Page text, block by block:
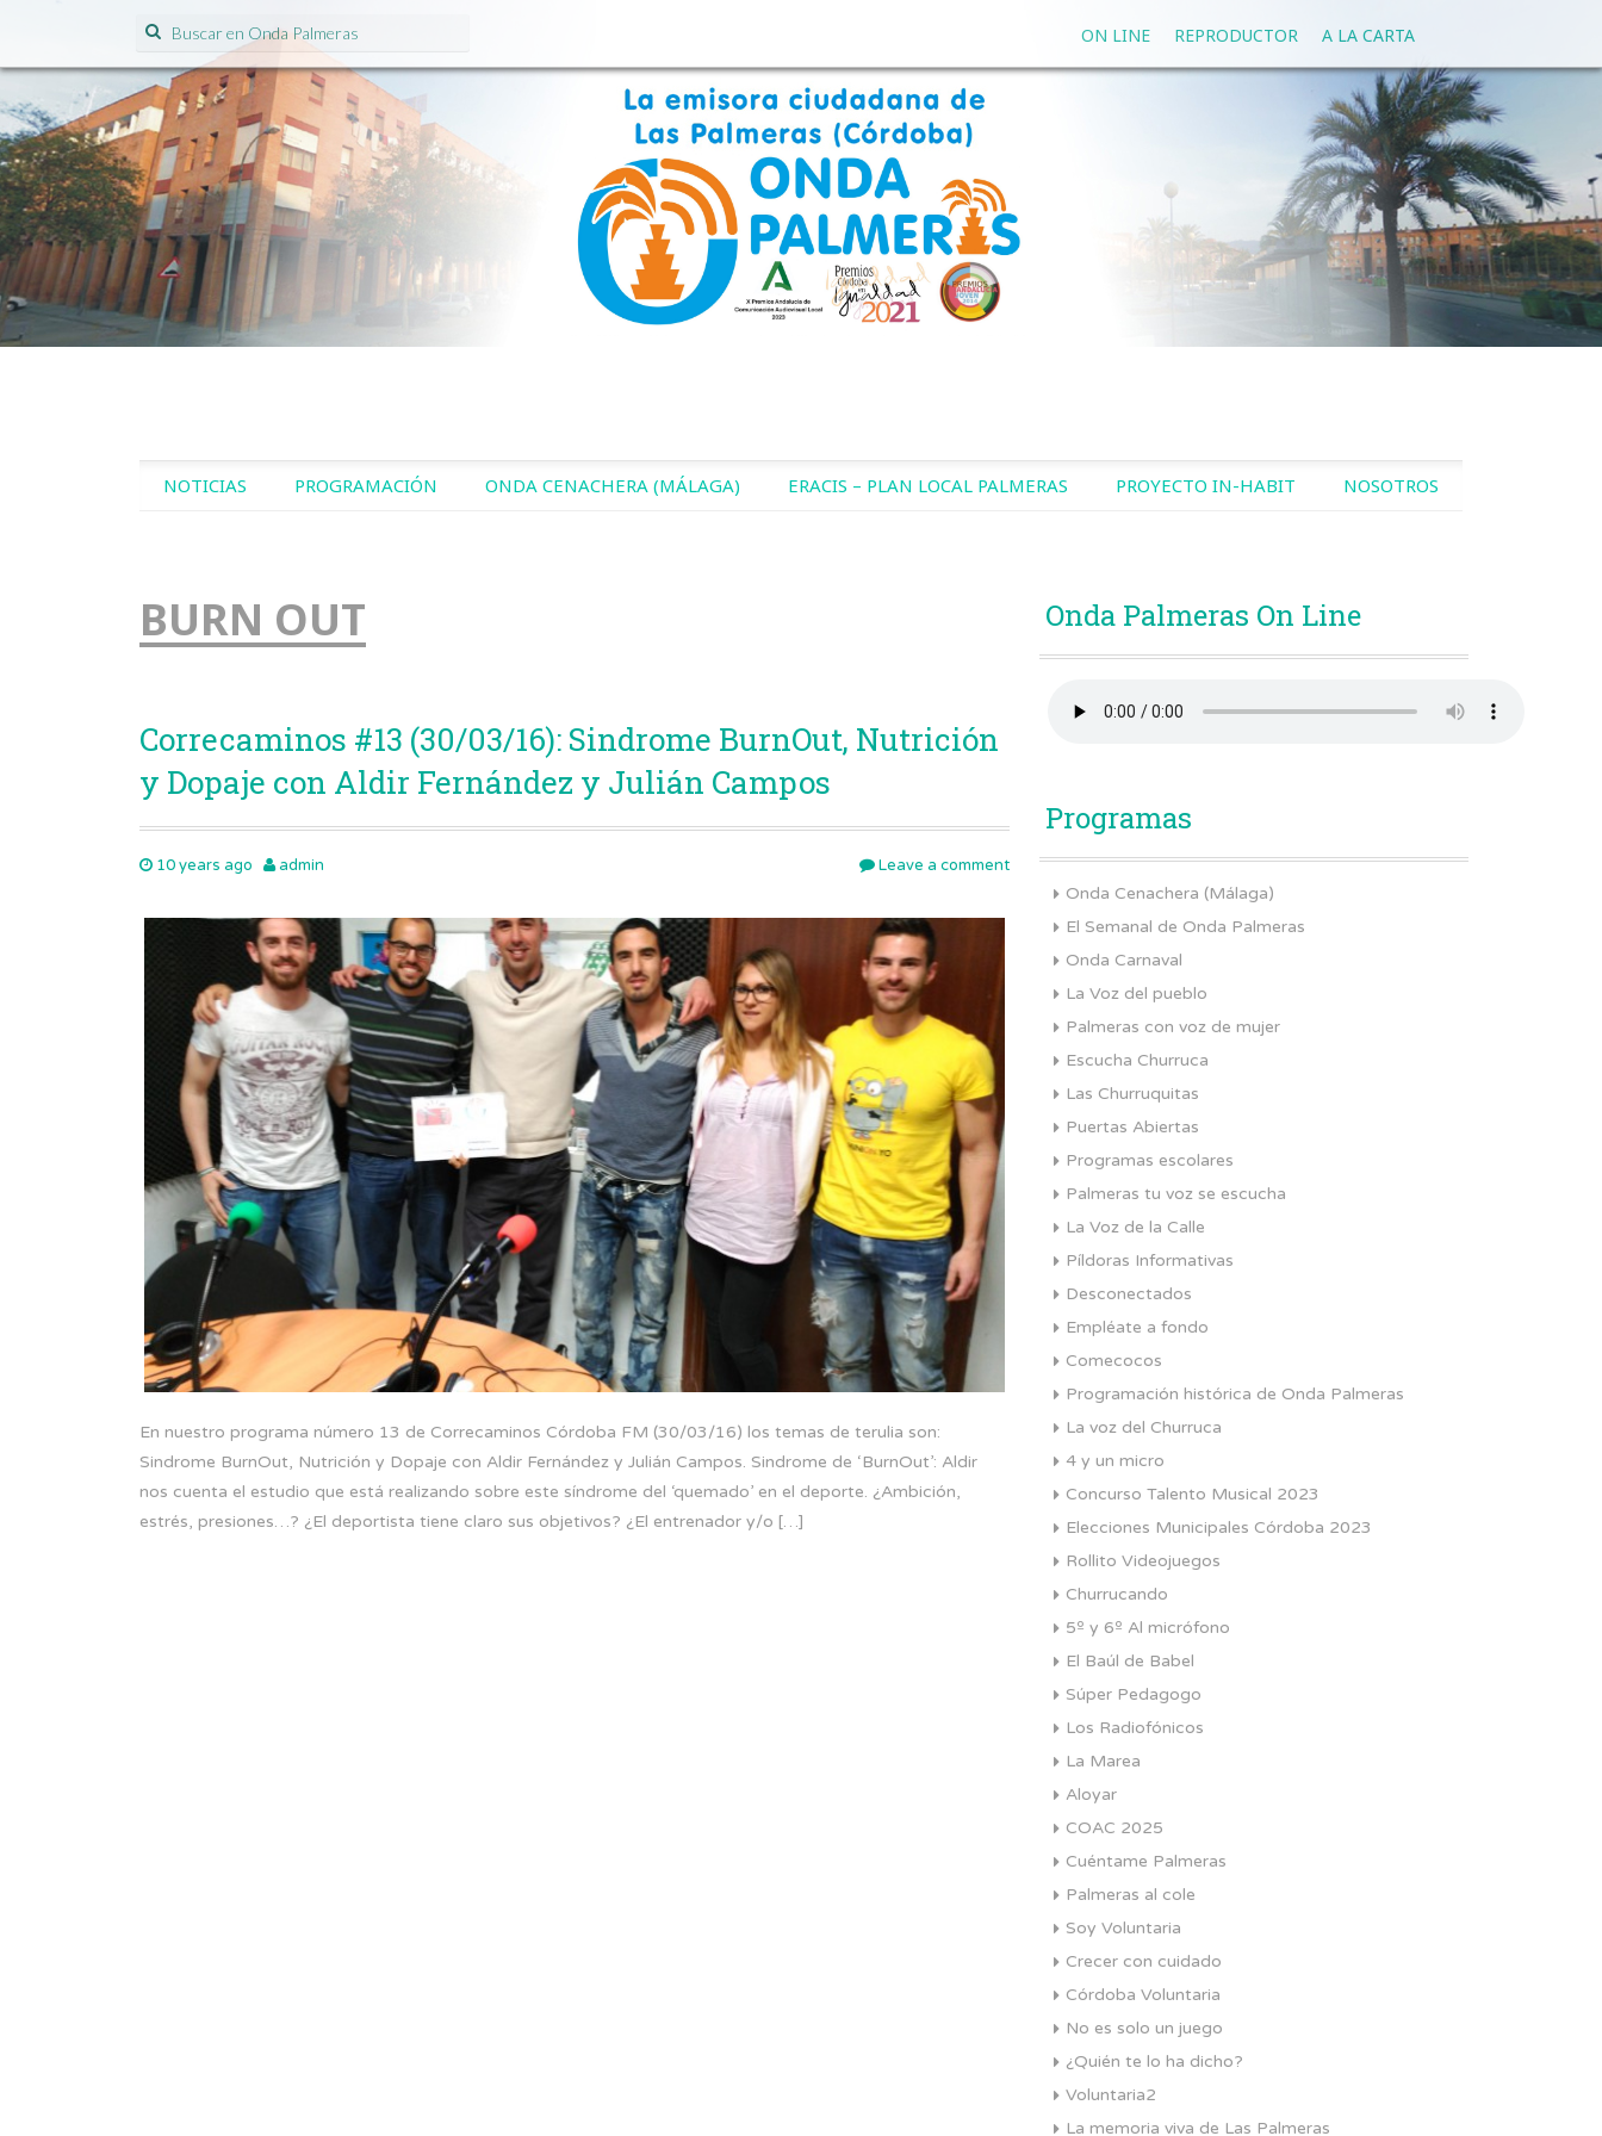
Search for: A LA CARTA
REPRODUCTOR
ON LINE
SKIP TO CONTENT
NOTICIAS PROGRAMACIÓN ONDA CENACHERA (MÁLAGA) ERACIS – PLAN LOCAL PALMERAS PROYECTO IN-HABIT NOSOTROS
BURN OUT
Correcaminos #13 (30/03/16): Sindrome BurnOut, Nutrición
y Dopaje con Aldir Fernández y Julián Campos
10 years ago admin Leave a comment
En nuestro programa número 13 de Correcaminos Córdoba FM (30/03/16) los temas de terulia son:
Sindrome BurnOut, Nutrición y Dopaje con Aldir Fernández y Julián Campos. Sindrome de ‘BurnOut’: Aldir
nos cuenta el estudio que está realizando sobre este síndrome del ‘quemado’ en el deporte. ¿Ambición,
estrés, presiones…? ¿El deportista tiene claro sus objetivos? ¿El entrenador y/o […]
Onda Palmeras On Line
Programas
Onda Cenachera (Málaga)
El Semanal de Onda Palmeras
Onda Carnaval
La Voz del pueblo
Palmeras con voz de mujer
Escucha Churruca
Las Churruquitas
Puertas Abiertas
Programas escolares
Palmeras tu voz se escucha
La Voz de la Calle
Píldoras Informativas
Desconectados
Empléate a fondo
Comecocos
Programación histórica de Onda Palmeras
La voz del Churruca
4 y un micro
Concurso Talento Musical 2023
Elecciones Municipales Córdoba 2023
Rollito Videojuegos
Churrucando
5º y 6º Al micrófono
El Baúl de Babel
Súper Pedagogo
Los Radiofónicos
La Marea
Aloyar
COAC 2025
Cuéntame Palmeras
Palmeras al cole
Soy Voluntaria
Crecer con cuidado
Córdoba Voluntaria
No es solo un juego
¿Quién te lo ha dicho?
Voluntaria2
La memoria viva de Las Palmeras